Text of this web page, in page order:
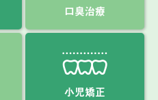
口臭治療
小児矯正